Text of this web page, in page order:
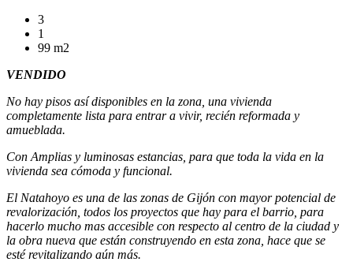
3
1
99 m2
VENDIDO
No hay pisos así disponibles en la zona, una vivienda
completamente lista para entrar a vivir, recién reformada y
amueblada.
Con Amplias y luminosas estancias, para que toda la vida en la
vivienda sea cómoda y funcional.
El Natahoyo es una de las zonas de Gijón con mayor potencial de
revalorización, todos los proyectos que hay para el barrio, para
hacerlo mucho mas accesible con respecto al centro de la ciudad y
la obra nueva que están construyendo en esta zona, hace que se
esté revitalizando aún más.